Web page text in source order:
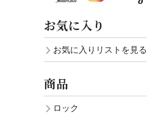
お気に入り
お気に入りリストを見る
商品
ロック